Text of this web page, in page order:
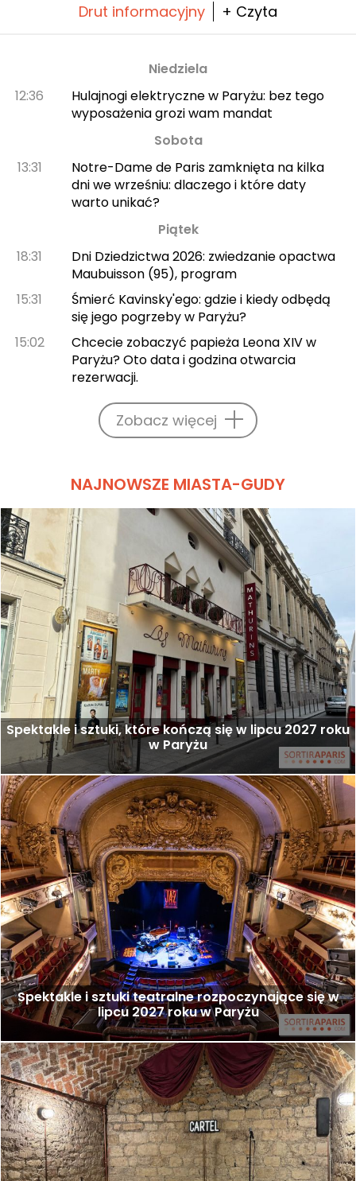
Drut informacyjny + Czyta
Niedziela
12:36
Hulajnogi elektryczne w Paryżu: bez tego
wyposażenia grozi wam mandat
Sobota
13:31
Notre-Dame de Paris zamknięta na kilka
dni we wrześniu: dlaczego i które daty
warto unikać?
Piątek
18:31
Dni Dziedzictwa 2026: zwiedzanie opactwa
Maubuisson (95), program
15:31
Śmierć Kavinsky'ego: gdzie i kiedy odbędą
się jego pogrzeby w Paryżu?
15:02
Chcecie zobaczyć papieża Leona XIV w
Paryżu? Oto data i godzina otwarcia
rezerwacji.
Zobacz więcej
NAJNOWSZE MIASTA-GUDY
Spektakle i sztuki, które kończą się w lipcu 2027 roku
w Paryżu
Spektakle i sztuki teatralne rozpoczynające się w
lipcu 2027 roku w Paryżu